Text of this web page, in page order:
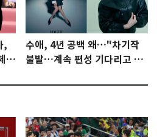
,
'
수애, 4년 공백 왜…"차기작
불발…계속 편성 기다리고 있